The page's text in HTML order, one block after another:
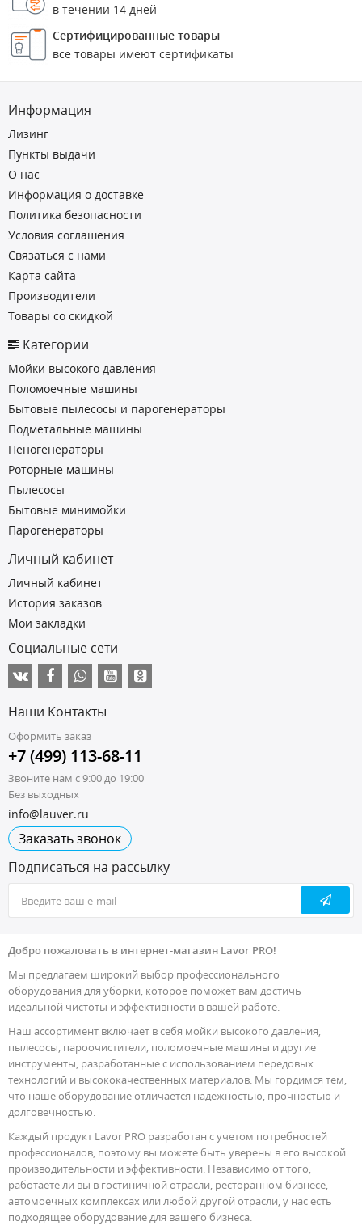
в течении 14 дней
Сертифицированные товары
все товары имеют сертификаты
Информация
Лизинг
Пункты выдачи
О нас
Информация о доставке
Политика безопасности
Условия соглашения
Связаться с нами
Карта сайта
Производители
Товары со скидкой
Категории
Мойки высокого давления
Поломоечные машины
Бытовые пылесосы и парогенераторы
Подметальные машины
Пеногенераторы
Роторные машины
Пылесосы
Бытовые минимойки
Парогенераторы
Личный кабинет
Личный кабинет
История заказов
Мои закладки
Социальные сети
Наши Контакты
Оформить заказ
+7 (499) 113-68-11
Звоните нам с 9:00 до 19:00
Без выходных
info@lauver.ru
Заказать звонок
Подписаться на рассылку
Добро пожаловать в интернет-магазин Lavor PRO!
Мы предлагаем широкий выбор профессионального
оборудования для уборки, которое поможет вам достичь
идеальной чистоты и эффективности в вашей работе.
Наш ассортимент включает в себя мойки высокого давления,
пылесосы, пароочистители, поломоечные машины и другие
инструменты, разработанные с использованием передовых
технологий и высококачественных материалов. Мы гордимся тем,
что наше оборудование отличается надежностью, прочностью и
долговечностью.
Каждый продукт Lavor PRO разработан с учетом потребностей
профессионалов, поэтому вы можете быть уверены в его высокой
производительности и эффективности. Независимо от того,
работаете ли вы в гостиничной отрасли, ресторанном бизнесе,
автомоечных комплексах или любой другой отрасли, у нас есть
подходящее оборудование для вашего бизнеса.